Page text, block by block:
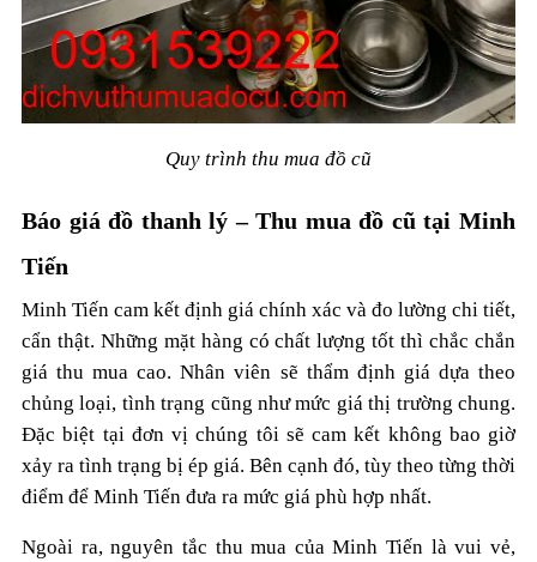
Quy trình thu mua đồ cũ
Báo giá đồ thanh lý – Thu mua đồ cũ tại Minh
Tiến
Minh Tiến cam kết định giá chính xác và đo lường chi tiết,
cẩn thật. Những mặt hàng có chất lượng tốt thì chắc chắn
giá thu mua cao. Nhân viên sẽ thẩm định giá dựa theo
chủng loại, tình trạng cũng như mức giá thị trường chung.
Đặc biệt tại đơn vị chúng tôi sẽ cam kết không bao giờ
xảy ra tình trạng bị ép giá. Bên cạnh đó, tùy theo từng thời
điểm để Minh Tiến đưa ra mức giá phù hợp nhất.
Ngoài ra, nguyên tắc thu mua của Minh Tiến là vui vẻ,